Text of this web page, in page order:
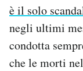
è il solo
negli ultimi
condotta
che le morti